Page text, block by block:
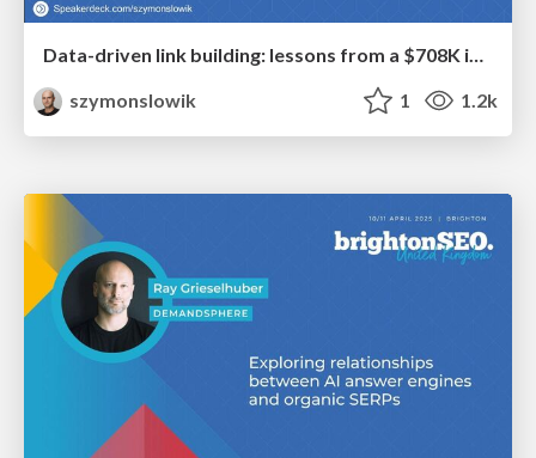
Data-driven link building: lessons from a $708K investment (BrightonSEO talk)
szymonslowik
1 1.2k